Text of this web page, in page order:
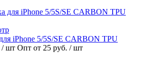
iPhone 5/5S/SE CARBON TPU
/ шт Опт от 25 руб. / шт